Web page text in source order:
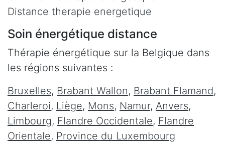
Distance therapie energetique
Soin énergétique distance
Thérapie énergétique sur la Belgique dans
les régions suivantes :
Bruxelles, Brabant Wallon, Brabant Flamand,
Charleroi, Liège, Mons, Namur, Anvers,
Limbourg, Flandre Occidentale, Flandre
Orientale, Province du Luxembourg